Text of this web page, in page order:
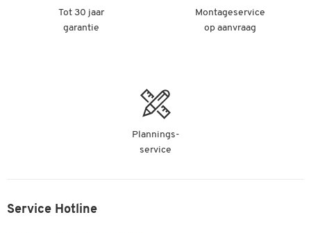
Tot 30 jaar
garantie
Montageservice
op aanvraag
Plannings-
service
Service Hotline